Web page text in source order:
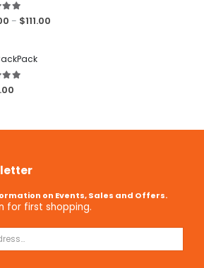
of 5
– $111.00
of 5
on Events, Sales and Offers.
for first shopping.